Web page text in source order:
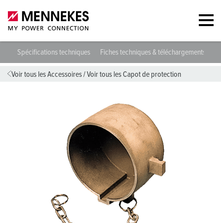
Spécifications techniques Fiches techniques & téléchargements
Voir tous les Accessoires/Voir tous les Capot de protection